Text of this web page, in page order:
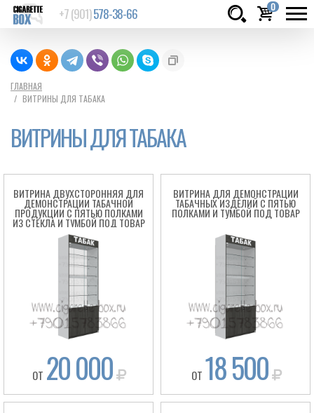
+7 (901)578-38-66 0
ГЛАВНАЯ
ВИТРИНЫ ДЛЯ ТАБАКА
ВИТРИНЫ ДЛЯ ТАБАКА
ВИТРИНА ДВУХСТОРОННЯЯ ДЛЯ
ДЕМОНСТРАЦИИ ТАБАЧНОЙ
ПРОДУКЦИИ С ПЯТЬЮ ПОЛКАМИ
ИЗ СТЕКЛА И ТУМБОЙ ПОД ТОВАР
ОТ 20 000
ВИТРИНА ДЛЯ ДЕМОНСТРАЦИИ
ТАБАЧНЫХ ИЗДЕЛИЙ С ПЯТЬЮ
ПОЛКАМИ И ТУМБОЙ ПОД ТОВАР
ОТ 18 500